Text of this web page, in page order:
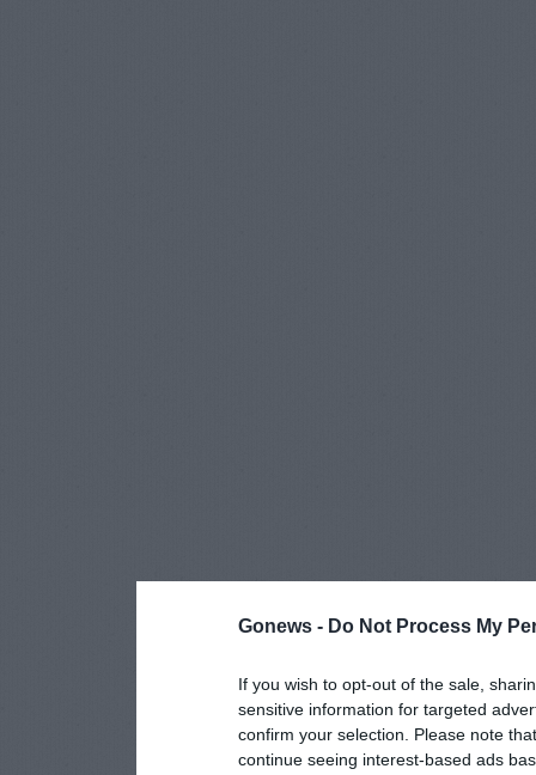
Gonews - Do Not Process My
If you wish to opt-out of the sale,
sensitive information for targeted
confirm your selection. Please note
continue seeing interest-based ads